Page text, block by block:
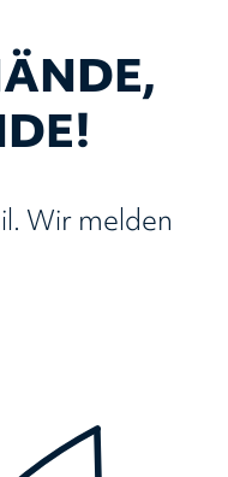
Wir melden